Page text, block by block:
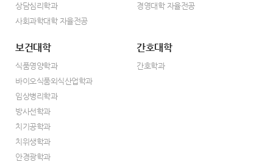
상담심리학과
사회과학대학 자율전공
경영대학 자율전공
보건대학
식품영양학과
바이오식품외식산업학과
임상병리학과
방사선학과
치기공학과
치위생학과
안경광학과
간호대학
간호학과